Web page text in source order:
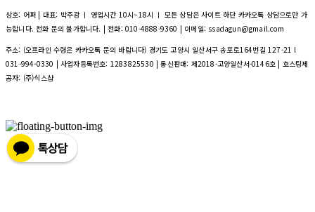
상호: 어퍼 | 대표: 박주광 ㅣ 영업시간 10시~18시 ㅣ 모든 상담은 사이트 하단 카카오톡 상담으로만 가
능합니다. 전화 문의 불가합니다. | 전화: 010-4888-9360 | 이메일: ssadagun@gmail.com
주소: (오프라인 수령은 카카오톡 문의 바랍니다) 경기도 고양시 일산서구 송포로164번길 127-21 l
031-994-0330 | 사업자등록번호: 1283825530 | 통신판매: 제2018-고양일산서-0146호 | 호스팅제
공자: (주)식스샵